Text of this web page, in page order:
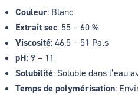
Couleur: Blanc
Extrait sec: 55 – 60 %
Viscosité: 46,5 – 51 Pa.s
pH: 9 – 11
Solubilité: Soluble dans l’eau
Temps de polymérisation: